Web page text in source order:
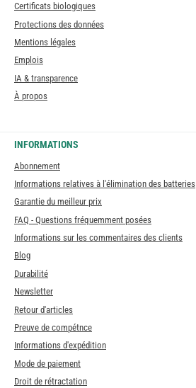
Certificats biologiques
Protections des données
Mentions légales
Emplois
IA & transparence
À propos
INFORMATIONS
Abonnement
Informations relatives à l'élimination des batteries
Garantie du meilleur prix
FAQ - Questions fréquemment posées
Informations sur les commentaires des clients
Blog
Durabilité
Newsletter
Retour d'articles
Preuve de compétnce
Informations d'expédition
Mode de paiement
Droit de rétractation